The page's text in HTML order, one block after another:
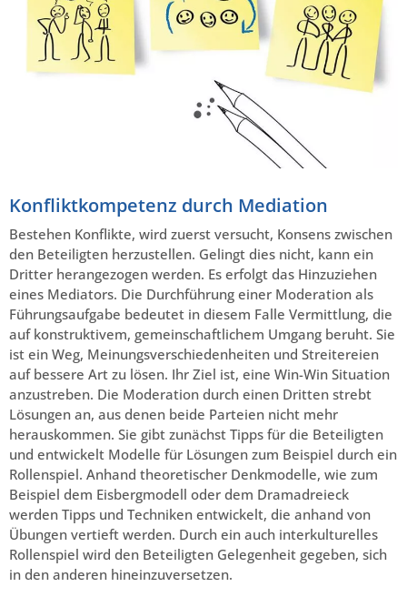
Konfliktkompetenz durch Mediation
Bestehen Konflikte, wird zuerst versucht, Konsens zwischen
den Beteiligten herzustellen. Gelingt dies nicht, kann ein
Dritter herangezogen werden. Es erfolgt das Hinzuziehen
eines Mediators. Die Durchführung einer Moderation als
Führungsaufgabe bedeutet in diesem Falle Vermittlung, die
auf konstruktivem, gemeinschaftlichem Umgang beruht. Sie
ist ein Weg, Meinungsverschiedenheiten und Streitereien
auf bessere Art zu lösen. Ihr Ziel ist, eine Win-Win Situation
anzustreben. Die Moderation durch einen Dritten strebt
Lösungen an, aus denen beide Parteien nicht mehr
herauskommen. Sie gibt zunächst Tipps für die Beteiligten
und entwickelt Modelle für Lösungen zum Beispiel durch ein
Rollenspiel. Anhand theoretischer Denkmodelle, wie zum
Beispiel dem Eisbergmodell oder dem Dramadreieck
werden Tipps und Techniken entwickelt, die anhand von
Übungen vertieft werden. Durch ein auch interkulturelles
Rollenspiel wird den Beteiligten Gelegenheit gegeben, sich
in den anderen hineinzuversetzen.